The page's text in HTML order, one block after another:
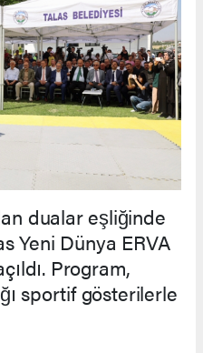
dualar eşliğinde
Yeni Dünya ERVA
Program,
sportif gösterilerle